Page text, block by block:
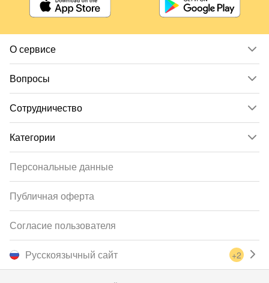
О сервисе
Вопросы
Сотрудничество
Категории
Русскоязычный сайт +2
Персональные данные
Публичная оферта
Согласие пользователя